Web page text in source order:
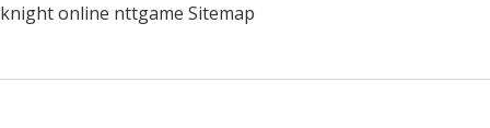
knight online nttgame Sitemap